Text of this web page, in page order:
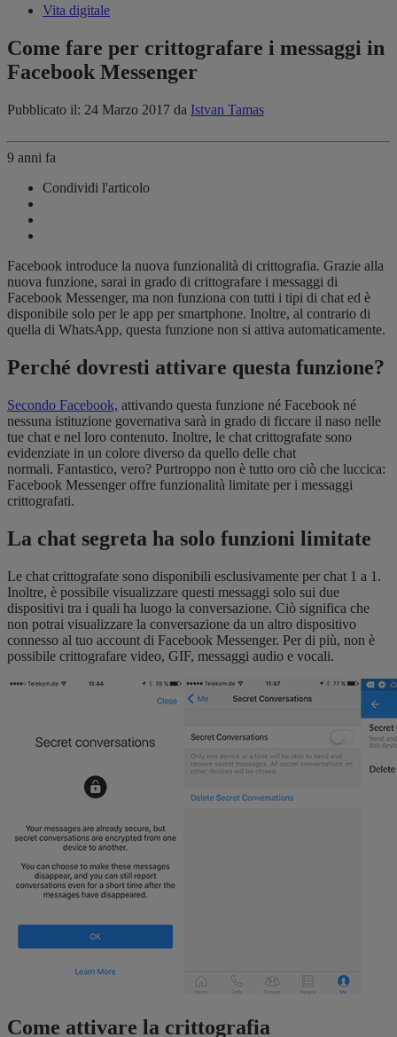
Vita digitale
Come fare per crittografare i messaggi in
Facebook Messenger
Pubblicato il: 24 Marzo 2017 da Istvan Tamas
9 anni fa
Condividi l'articolo
Facebook introduce la nuova funzionalità di crittografia. Grazie alla
nuova funzione, sarai in grado di crittografare i messaggi di
Facebook Messenger, ma non funziona con tutti i tipi di chat ed è
disponibile solo per le app per smartphone. Inoltre, al contrario di
quella di WhatsApp, questa funzione non si attiva automaticamente.
Perché dovresti attivare questa funzione?
Secondo Facebook, attivando questa funzione né Facebook né
nessuna istituzione governativa sarà in grado di ficcare il naso nelle
tue chat e nel loro contenuto. Inoltre, le chat crittografate sono
evidenziate in un colore diverso da quello delle chat
normali. Fantastico, vero? Purtroppo non è tutto oro ciò che luccica:
Facebook Messenger offre funzionalità limitate per i messaggi
crittografati.
La chat segreta ha solo funzioni limitate
Le chat crittografate sono disponibili esclusivamente per chat 1 a 1.
Inoltre, è possibile visualizzare questi messaggi solo sui due
dispositivi tra i quali ha luogo la conversazione. Ciò significa che
non potrai visualizzare la conversazione da un altro dispositivo
connesso al tuo account di Facebook Messenger. Per di più, non è
possibile crittografare video, GIF, messaggi audio e vocali.
Come attivare la crittografia